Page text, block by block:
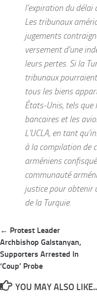
l’expiration du délai
Les tribunaux
jugements
versement d’une
leurs pertes. Si la
tribunaux
tous les biens
États-Unis, tels que
bancaires et les
L’UCLA, en tant
à la compilation de
arméniens
communauté
justice pour obtenir
de la Turquie.
Post
navigation
← Protest Leader
Archbishop Galstanyan,
Supporters Arrested In
‘Coup’ Probe
YOU MAY ALSO